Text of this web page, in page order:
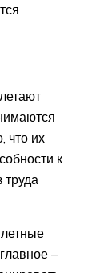
что их
к
–